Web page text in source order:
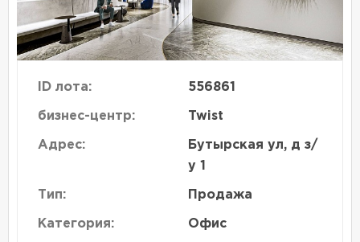
ID лота: 556861
бизнес-центр: Twist
Адрес:
Бутырская ул, д з/
у 1
Тип: Продажа
Категория: Офис